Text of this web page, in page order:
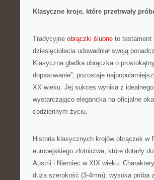
Klasyczne kroje, które przetrwały
Tradycyjne obrączki ślubne to testament
dziesięciolecia udowadniał swoją
Klasyczna gładka obrączka o
dopasowanie”, pozostaje
XX wieku. Jej sukces wynika z
wystarczająco elegancka na oficjalne
codziennym życiu.
Historia klasycznych krojów obrączek
europejskiego złotnictwa, które dotarły
Austrii i Niemiec w XIX wieku.
duża szerokość (3-4mm), wysoka próba